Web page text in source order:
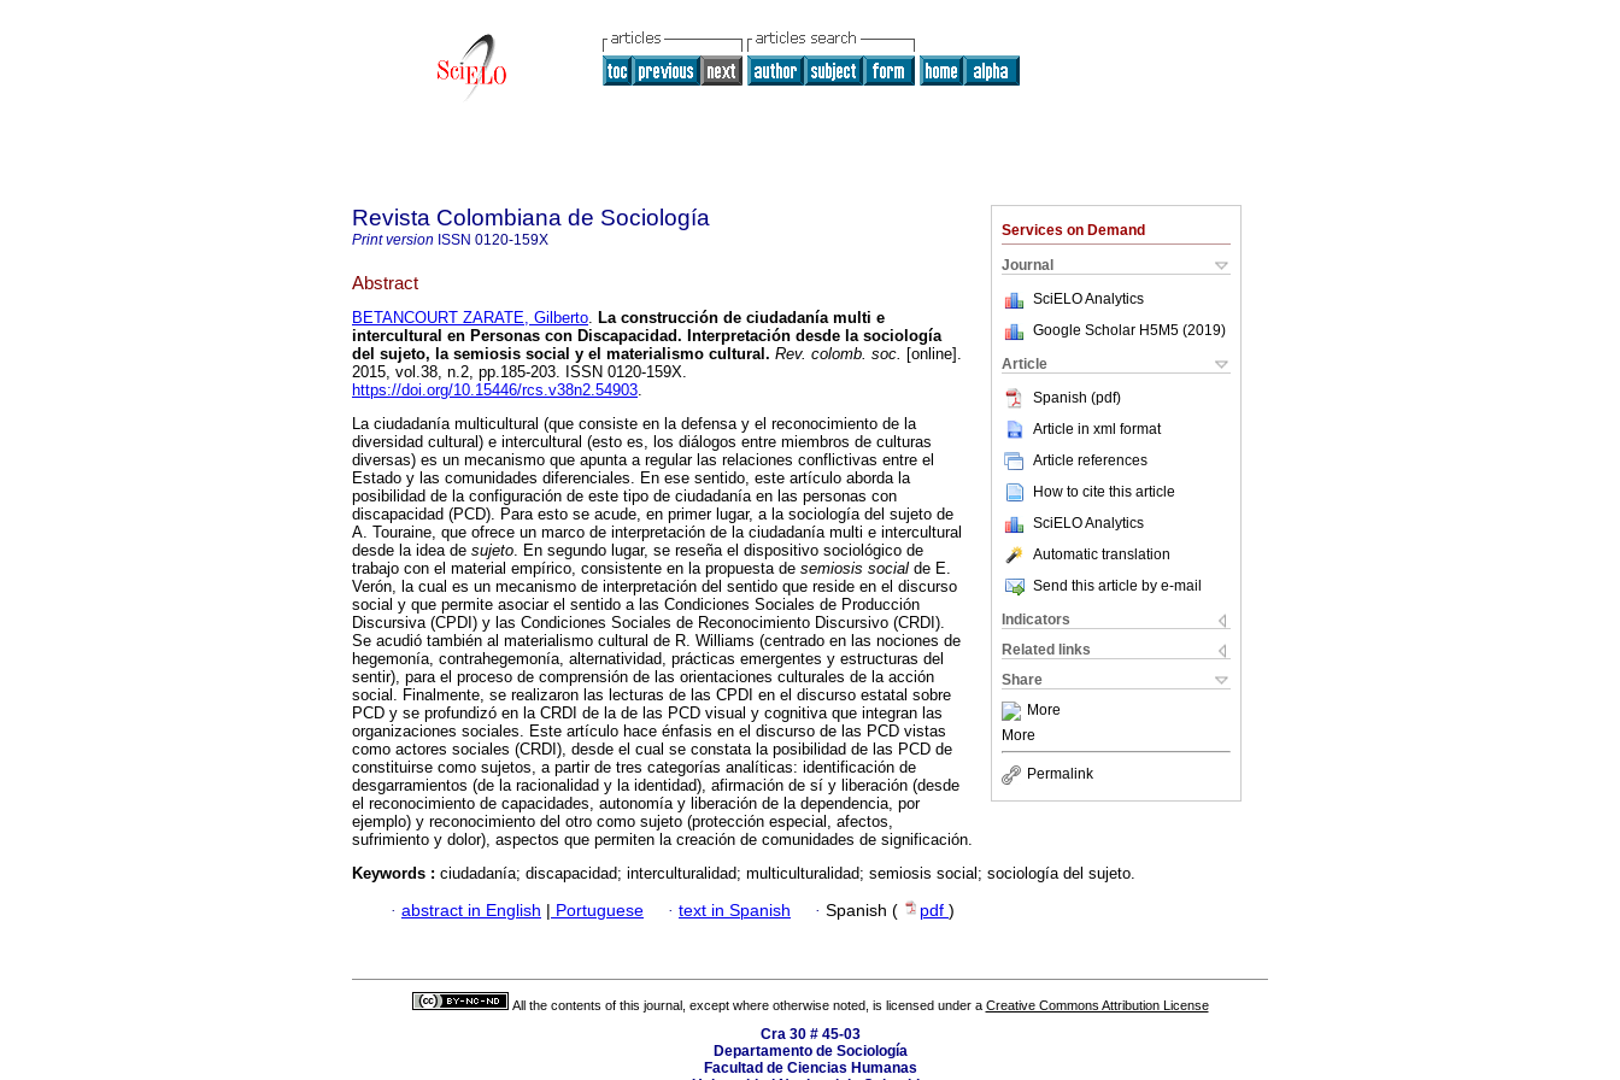
Services on Demand
Journal
SciELO Analytics
Google Scholar H5M5 (2019)
Article
Spanish (pdf)
Article in xml format
Article references
How to cite this article
SciELO Analytics
Automatic translation
Send this article by e-mail
Indicators
Related links
Share
More
More
Permalink
Revista Colombiana de Sociología
Print version ISSN 0120-159X
Abstract
BETANCOURT ZARATE, Gilberto. La construcción de ciudadanía multi e
intercultural en Personas con Discapacidad. Interpretación desde la sociología
del sujeto, la semiosis social y el materialismo cultural . Rev. colomb. soc. [online].
2015, vol.38, n.2, pp.185-203. ISSN 0120-159X.
https://doi.org/10.15446/rcs.v38n2.54903.
La ciudadanía multicultural (que consiste en la defensa y el reconocimiento de la
diversidad cultural) e intercultural (esto es, los diálogos entre miembros de culturas
diversas) es un mecanismo que apunta a regular las relaciones conflictivas entre el
Estado y las comunidades diferenciales. En ese sentido, este artículo aborda la
posibilidad de la configuración de este tipo de ciudadanía en las personas con
discapacidad (PCD). Para esto se acude, en primer lugar, a la sociología del sujeto de
A. Touraine, que ofrece un marco de interpretación de la ciudadanía multi e intercultural
desde la idea de sujeto. En segundo lugar, se reseña el dispositivo sociológico de
trabajo con el material empírico, consistente en la propuesta de semiosis social de E.
Verón, la cual es un mecanismo de interpretación del sentido que reside en el discurso
social y que permite asociar el sentido a las Condiciones Sociales de Producción
Discursiva (CPDI) y las Condiciones Sociales de Reconocimiento Discursivo (CRDI).
Se acudió también al materialismo cultural de R. Williams (centrado en las nociones de
hegemonía, contrahegemonía, alternatividad, prácticas emergentes y estructuras del
sentir), para el proceso de comprensión de las orientaciones culturales de la acción
social. Finalmente, se realizaron las lecturas de las CPDI en el discurso estatal sobre
PCD y se profundizó en la CRDI de la de las PCD visual y cognitiva que integran las
organizaciones sociales. Este artículo hace énfasis en el discurso de las PCD vistas
como actores sociales (CRDI), desde el cual se constata la posibilidad de las PCD de
constituirse como sujetos, a partir de tres categorías analíticas: identificación de
desgarramientos (de la racionalidad y la identidad), afirmación de sí y liberación (desde
el reconocimiento de capacidades, autonomía y liberación de la dependencia, por
ejemplo) y reconocimiento del otro como sujeto (protección especial, afectos,
sufrimiento y dolor), aspectos que permiten la creación de comunidades de significación.
Keywords : ciudadanía; discapacidad; interculturalidad; multiculturalidad; semiosis social; sociología del sujeto.
· abstract in English | Portuguese · text in Spanish · Spanish ( pdf )
All the contents of this journal, except where otherwise noted, is licensed under a Creative Commons Attribution License
Cra 30 # 45-03
Departamento de Sociología
Facultad de Ciencias Humanas